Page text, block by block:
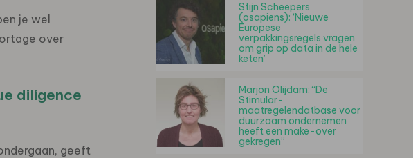
je wel
over
diligence
geeft
Stijn Scheepers
(osapiens): ‘Nieuwe
Europese
verpakkingsregels vragen
om grip op data in de hele
keten’
Marjon Olijdam: “De
Stimular-
maatregelendatbase voor
duurzaam ondernemen
heeft een make-over
gekregen”